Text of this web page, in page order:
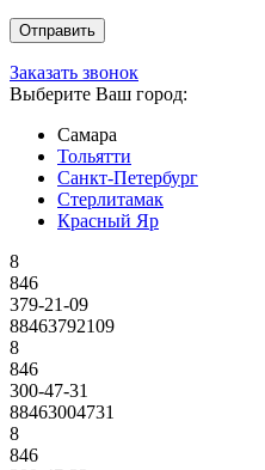
Заказать звонок
Выберите Ваш город:
Самара
Тольятти
Санкт-Петербург
Стерлитамак
Красный Яр
8
846
379-21-09
88463792109
8
846
300-47-31
88463004731
8
846